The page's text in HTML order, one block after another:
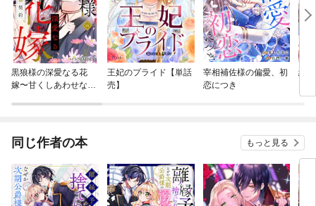
黒狼様の深愛なる花
嫁〜甘くしあわせな番
王妃のプライド【単話
売】
宰相補佐様の偏愛、初
恋につき
結
同じ作者の本 もっと見る